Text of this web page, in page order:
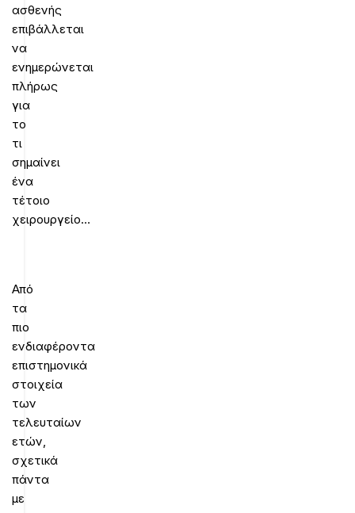
ασθενής
επιβάλλεται
να
ενημερώνεται
πλήρως
για
το
τι
σημαίνει
ένα
τέτοιο
χειρουργείο…
Από
τα
πιο
ενδιαφέροντα
επιστημονικά
στοιχεία
των
τελευταίων
ετών,
σχετικά
πάντα
με